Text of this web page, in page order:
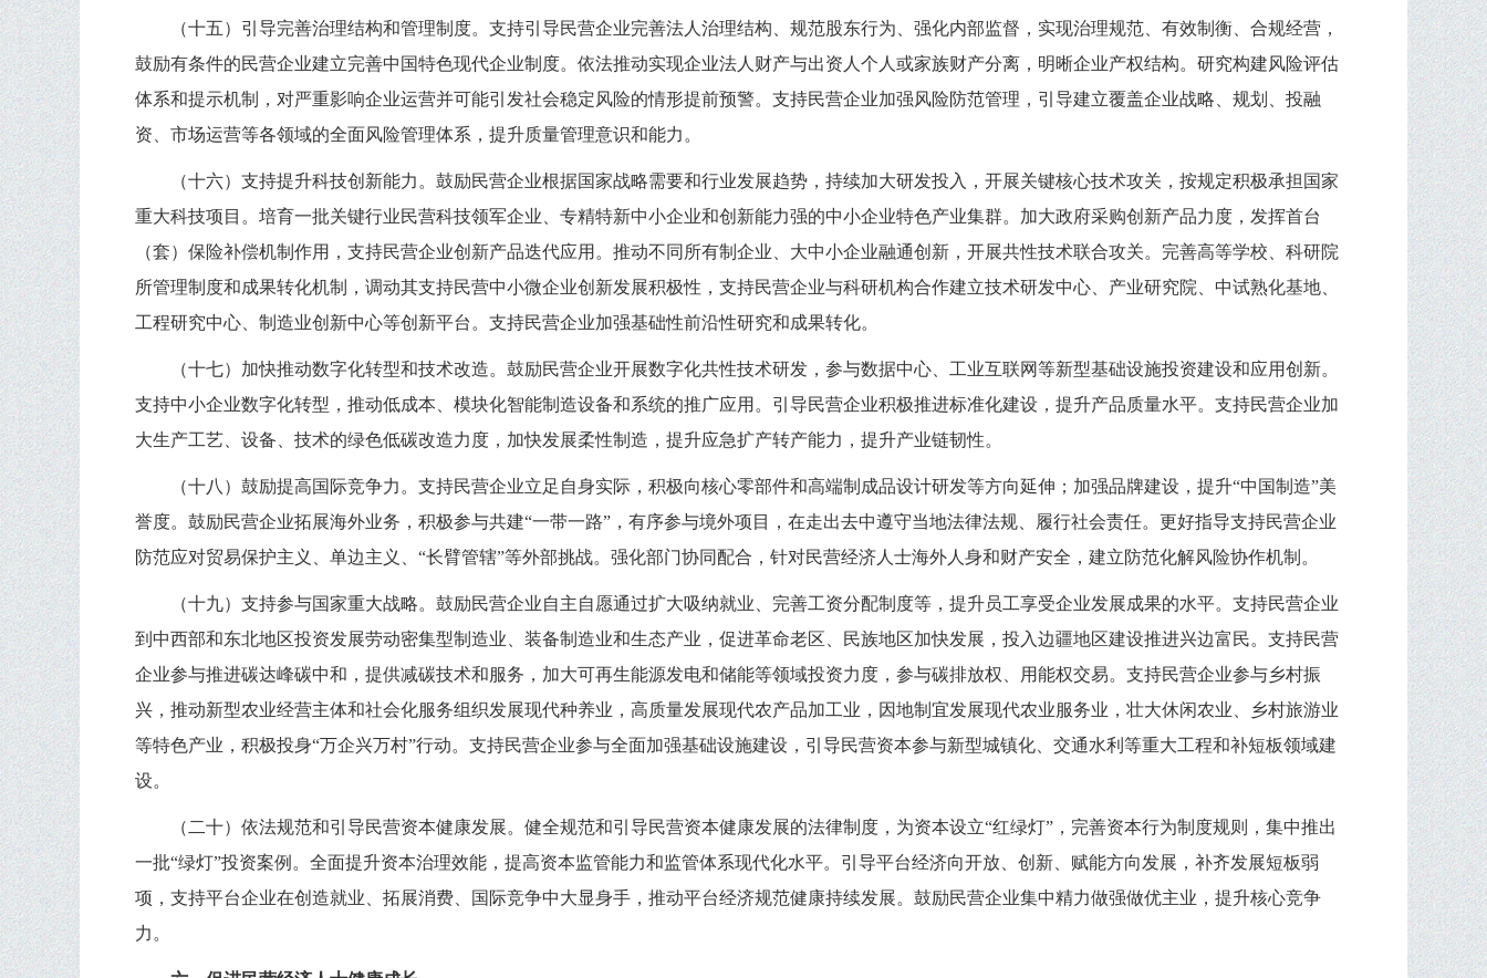
（十五）引导完善治理结构和管理制度。支持引导民营企业完善法人治理结构、规范股东行为、强化内部监督，实现治理规范、有效制衡、合规经营，
鼓励有条件的民营企业建立完善中国特色现代企业制度。依法推动实现企业法人财产与出资人个人或家族财产分离，明晰企业产权结构。研究构建风险评估
体系和提示机制，对严重影响企业运营并可能引发社会稳定风险的情形提前预警。支持民营企业加强风险防范管理，引导建立覆盖企业战略、规划、投融
资、市场运营等各领域的全面风险管理体系，提升质量管理意识和能力。
（十六）支持提升科技创新能力。鼓励民营企业根据国家战略需要和行业发展趋势，持续加大研发投入，开展关键核心技术攻关，按规定积极承担国家
重大科技项目。培育一批关键行业民营科技领军企业、专精特新中小企业和创新能力强的中小企业特色产业集群。加大政府采购创新产品力度，发挥首台
（套）保险补偿机制作用，支持民营企业创新产品迭代应用。推动不同所有制企业、大中小企业融通创新，开展共性技术联合攻关。完善高等学校、科研院
所管理制度和成果转化机制，调动其支持民营中小微企业创新发展积极性，支持民营企业与科研机构合作建立技术研发中心、产业研究院、中试熟化基地、
工程研究中心、制造业创新中心等创新平台。支持民营企业加强基础性前沿性研究和成果转化。
（十七）加快推动数字化转型和技术改造。鼓励民营企业开展数字化共性技术研发，参与数据中心、工业互联网等新型基础设施投资建设和应用创新。
支持中小企业数字化转型，推动低成本、模块化智能制造设备和系统的推广应用。引导民营企业积极推进标准化建设，提升产品质量水平。支持民营企业加
大生产工艺、设备、技术的绿色低碳改造力度，加快发展柔性制造，提升应急扩产转产能力，提升产业链韧性。
（十八）鼓励提高国际竞争力。支持民营企业立足自身实际，积极向核心零部件和高端制成品设计研发等方向延伸；加强品牌建设，提升“中国制造”美
誉度。鼓励民营企业拓展海外业务，积极参与共建“一带一路”，有序参与境外项目，在走出去中遵守当地法律法规、履行社会责任。更好指导支持民营企业
防范应对贸易保护主义、单边主义、“长臂管辖”等外部挑战。强化部门协同配合，针对民营经济人士海外人身和财产安全，建立防范化解风险协作机制。
（十九）支持参与国家重大战略。鼓励民营企业自主自愿通过扩大吸纳就业、完善工资分配制度等，提升员工享受企业发展成果的水平。支持民营企业
到中西部和东北地区投资发展劳动密集型制造业、装备制造业和生态产业，促进革命老区、民族地区加快发展，投入边疆地区建设推进兴边富民。支持民营
企业参与推进碳达峰碳中和，提供减碳技术和服务，加大可再生能源发电和储能等领域投资力度，参与碳排放权、用能权交易。支持民营企业参与乡村振
兴，推动新型农业经营主体和社会化服务组织发展现代种养业，高质量发展现代农产品加工业，因地制宜发展现代农业服务业，壮大休闲农业、乡村旅游业
等特色产业，积极投身“万企兴万村”行动。支持民营企业参与全面加强基础设施建设，引导民营资本参与新型城镇化、交通水利等重大工程和补短板领域建
设。
（二十）依法规范和引导民营资本健康发展。健全规范和引导民营资本健康发展的法律制度，为资本设立“红绿灯”，完善资本行为制度规则，集中推出
一批“绿灯”投资案例。全面提升资本治理效能，提高资本监管能力和监管体系现代化水平。引导平台经济向开放、创新、赋能方向发展，补齐发展短板弱
项，支持平台企业在创造就业、拓展消费、国际竞争中大显身手，推动平台经济规范健康持续发展。鼓励民营企业集中精力做强做优主业，提升核心竞争
力。